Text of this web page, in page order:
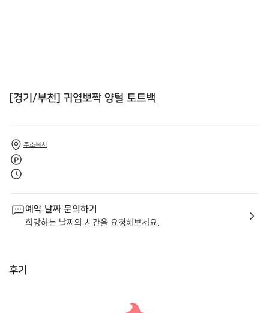
[경기/부천] 귀염뽀짝 양털 토트백
주소복사
예약 날짜 문의하기
희망하는 날짜와 시간을 요청해보세요.
후기